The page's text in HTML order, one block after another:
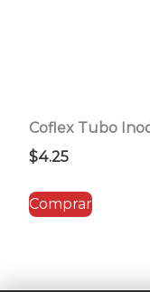
Coflex Tubo
$4.25
Comprar